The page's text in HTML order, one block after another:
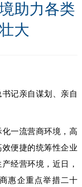
助力各类
大
记亲自谋划、亲自
一流营商环境，高
便捷的统筹性企业
经营环境，近日，
惠企重点举措二十